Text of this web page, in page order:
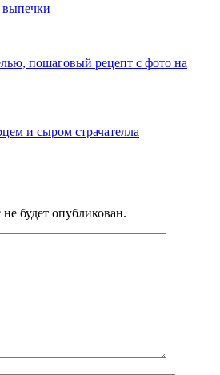
выпечки
пошаговый рецепт с фото на
и сыром страчателла
будет опубликован.